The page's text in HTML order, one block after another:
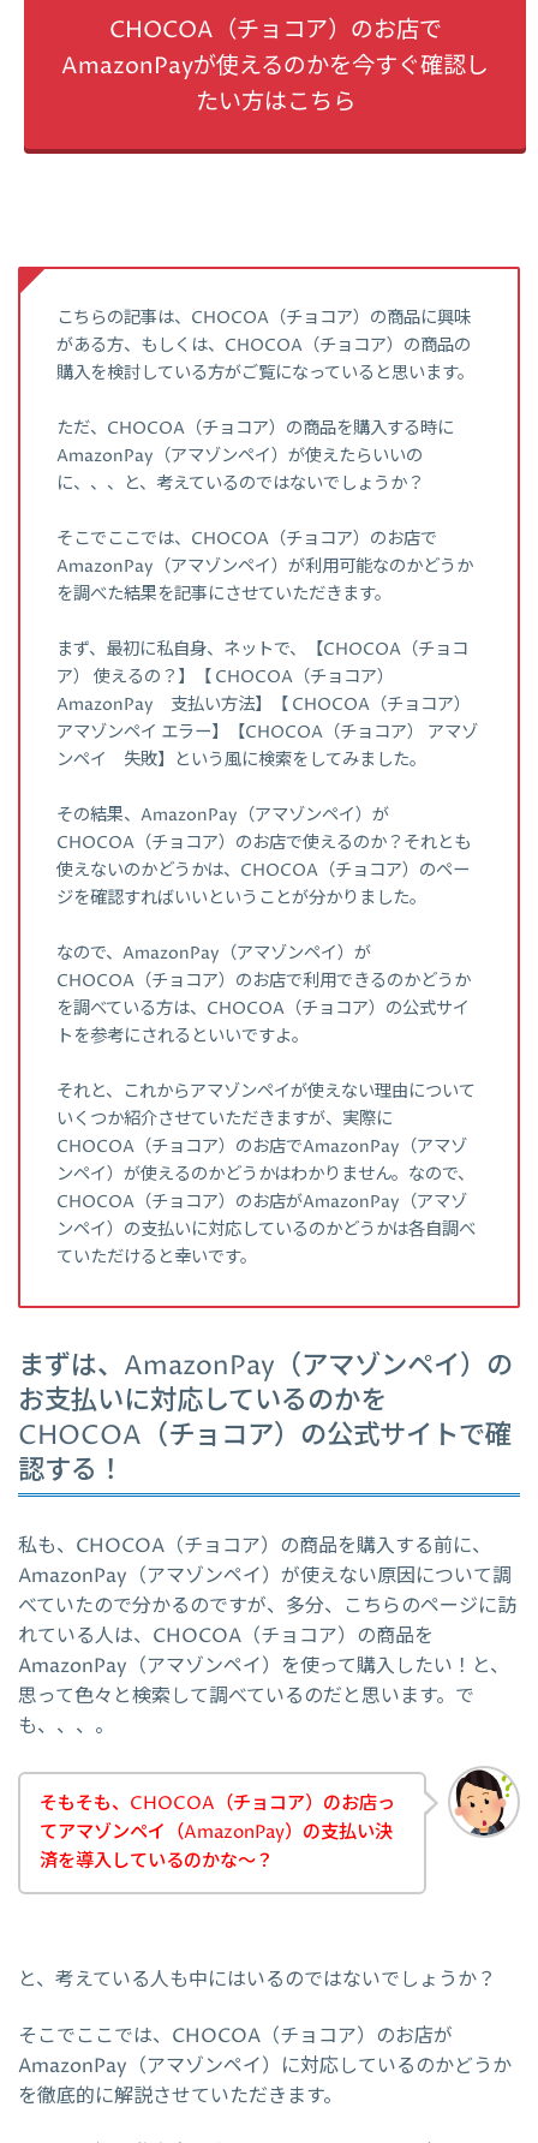
CHOCOA（チョコア）のお店で
AmazonPayが使えるのかを今すぐ確認し
たい方はこちら
こちらの記事は、CHOCOA（チョコア）の商品に興味
がある方、もしくは、CHOCOA（チョコア）の商品の
購入を検討している方がご覧になっていると思います。
ただ、CHOCOA（チョコア）の商品を購入する時に
AmazonPay（アマゾンペイ）が使えたらいいの
に、、、と、考えているのではないでしょうか？
そこでここでは、CHOCOA（チョコア）のお店で
AmazonPay（アマゾンペイ）が利用可能なのかどうか
を調べた結果を記事にさせていただきます。
まず、最初に私自身、ネットで、【CHOCOA（チョコ
ア） 使えるの？】【 CHOCOA（チョコア）
AmazonPay 支払い方法】【 CHOCOA（チョコア）
アマゾンペイ エラー】【CHOCOA（チョコア） アマゾ
ンペイ 失敗】という風に検索をしてみました。
その結果、AmazonPay（アマゾンペイ）が
CHOCOA（チョコア）のお店で使えるのか？それとも
使えないのかどうかは、CHOCOA（チョコア）のペー
ジを確認すればいいということが分かりました。
なので、AmazonPay（アマゾンペイ）が
CHOCOA（チョコア）のお店で利用できるのかどうか
を調べている方は、CHOCOA（チョコア）の公式サイ
トを参考にされるといいですよ。
それと、これからアマゾンペイが使えない理由について
いくつか紹介させていただきますが、実際に
CHOCOA（チョコア）のお店でAmazonPay（アマゾ
ンペイ）が使えるのかどうかはわかりません。なので、
CHOCOA（チョコア）のお店がAmazonPay（アマゾ
ンペイ）の支払いに対応しているのかどうかは各自調べ
ていただけると幸いです。
まずは、AmazonPay（アマゾンペイ）の
お支払いに対応しているのかを
CHOCOA（チョコア）の公式サイトで確
認する！
私も、CHOCOA（チョコア）の商品を購入する前に、
AmazonPay（アマゾンペイ）が使えない原因について調
べていたので分かるのですが、多分、こちらのページに訪
れている人は、CHOCOA（チョコア）の商品を
AmazonPay（アマゾンペイ）を使って購入したい！と、
思って色々と検索して調べているのだと思います。で
も、、、。
そもそも、CHOCOA（チョコア）のお店っ
てアマゾンペイ（AmazonPay）の支払い決
済を導入しているのかな～？
と、考えている人も中にはいるのではないでしょうか？
そこでここでは、CHOCOA（チョコア）のお店が
AmazonPay（アマゾンペイ）に対応しているのかどうか
を徹底的に解説させていただきます。